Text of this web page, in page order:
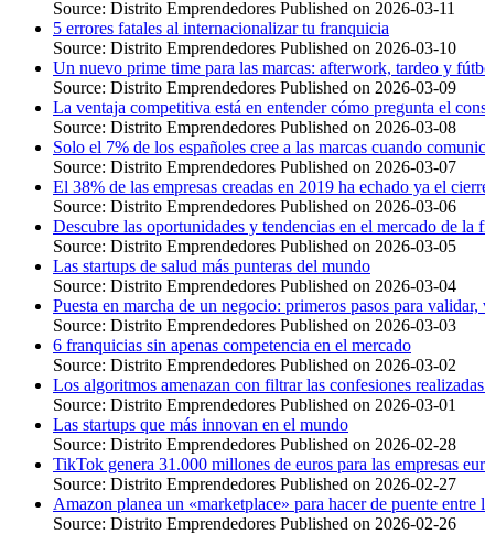
Source: Distrito Emprendedores Published on 2026-03-11
5 errores fatales al internacionalizar tu franquicia
Source: Distrito Emprendedores Published on 2026-03-10
Un nuevo prime time para las marcas: afterwork, tardeo y
Source: Distrito Emprendedores Published on 2026-03-09
La ventaja competitiva está en entender cómo pregunta el
Source: Distrito Emprendedores Published on 2026-03-08
Solo el 7% de los españoles cree a las marcas cuando
Source: Distrito Emprendedores Published on 2026-03-07
El 38% de las empresas creadas en 2019 ha echado ya el
Source: Distrito Emprendedores Published on 2026-03-06
Descubre las oportunidades y tendencias en el mercado de la
Source: Distrito Emprendedores Published on 2026-03-05
Las startups de salud más punteras del mundo
Source: Distrito Emprendedores Published on 2026-03-04
Puesta en marcha de un negocio: primeros pasos para
Source: Distrito Emprendedores Published on 2026-03-03
6 franquicias sin apenas competencia en el mercado
Source: Distrito Emprendedores Published on 2026-03-02
Los algoritmos amenazan con filtrar las confesiones
Source: Distrito Emprendedores Published on 2026-03-01
Las startups que más innovan en el mundo
Source: Distrito Emprendedores Published on 2026-02-28
TikTok genera 31.000 millones de euros para las empresas
Source: Distrito Emprendedores Published on 2026-02-27
Amazon planea un «marketplace» para hacer de puente
Source: Distrito Emprendedores Published on 2026-02-26